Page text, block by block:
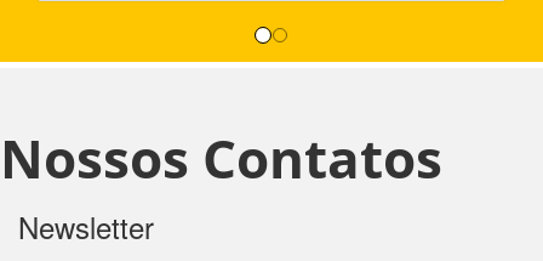
Nossos Contatos
Newsletter